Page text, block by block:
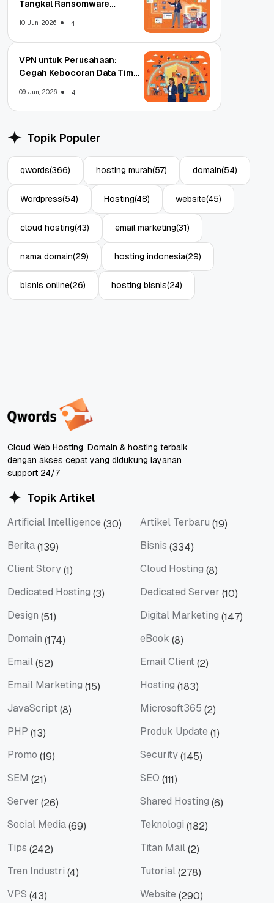
Tangkal Ransomware
10 Jun, 2026 4
VPN untuk Perusahaan:
Cegah Kebocoran Data Tim
09 Jun, 2026 4
Topik Populer
qwords(366) hosting murah(57) domain(54)
Wordpress(54) Hosting(48) website(45)
cloud hosting(43) email marketing(31)
nama domain(29) hosting indonesia(29)
bisnis online(26) hosting bisnis(24)
Cloud Web Hosting. Domain & hosting terbaik
dengan akses cepat yang didukung layanan
support 24/7
Topik Artikel
Artificial Intelligence (30) Artikel Terbaru (19)
Berita(139) Bisnis (334)
Client Story(1) Cloud Hosting (8)
Dedicated Hosting (3) Dedicated Server (10)
Design (51) Digital Marketing (147)
Domain (174) eBook (8)
Email(52) Email Client(2)
Email Marketing (15) Hosting (183)
JavaScript(8) Microsoft365 (2)
PHP (13) Produk Update (1)
Promo (19) Security(145)
SEM (21) SEO (111)
Server (26) Shared Hosting (6)
Social Media(69) Teknologi (182)
Tips (242) Titan Mail(2)
Tren Industri (4) Tutorial(278)
VPS (43) Website (290)